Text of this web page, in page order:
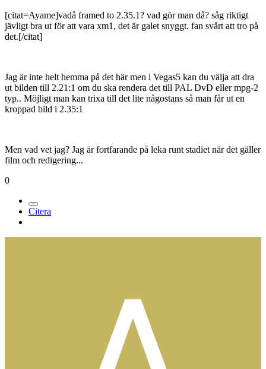
[citat=Ayame]vadå framed to 2.35.1? vad gör man då? såg riktigt
jävligt bra ut för att vara xm1, det är galet snyggt. fan svårt att tro på
det.[/citat]
Jag är inte helt hemma på det här men i Vegas5 kan du välja att dra
ut bilden till 2.21:1 om du ska rendera det till PAL DvD eller mpg-2
typ.. Möjligt man kan trixa till det lite någostans så man får ut en
kroppad bild i 2.35:1
Men vad vet jag? Jag är fortfarande på leka runt stadiet när det gäller
film och redigering...
0
Citera